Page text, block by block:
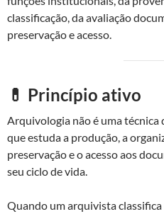
classificação, da avaliação
preservação e acesso.
💊 Princípio ativo
Arquivologia não é uma técnica
que estuda a produção, a
preservação e o acesso aos
seu ciclo de vida.
Quando um arquivista